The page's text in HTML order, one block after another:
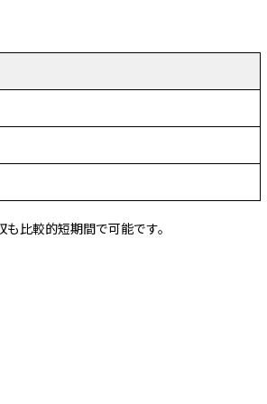
比較的短期間で可能です。